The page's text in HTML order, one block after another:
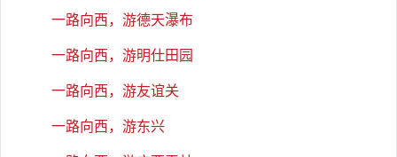
一路向西，游德天瀑布
一路向西，游明仕田园
一路向西，游友谊关
一路向西，游东兴